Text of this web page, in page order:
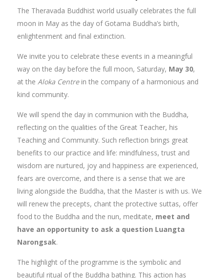
The Theravada Buddhist world usually celebrates the full
moon in May as the day of Gotama Buddha’s birth,
enlightenment and final extinction.
We invite you to celebrate these events in a meaningful
way on the day before the full moon, Saturday, May 30,
at the Aloka Centrein the company of a harmonious and
kind community.
We will spend the day in communion with the Buddha,
reflecting on the qualities of the Great Teacher, his
Teaching and Community. Such reflection brings great
benefits to our practice and life: mindfulness, trust and
wisdom are nurtured, joy and happiness are experienced,
fears are overcome, and there is a sense that we are
living alongside the Buddha, that the Master is with us. We
will renew the precepts, chant the protective suttas, offer
food to the Buddha and the nun, meditate, meet and
have an opportunity to ask a question Luangta
Narongsak.
The highlight of the programme is the symbolic and
beautiful ritual of the Buddha bathing. This action has